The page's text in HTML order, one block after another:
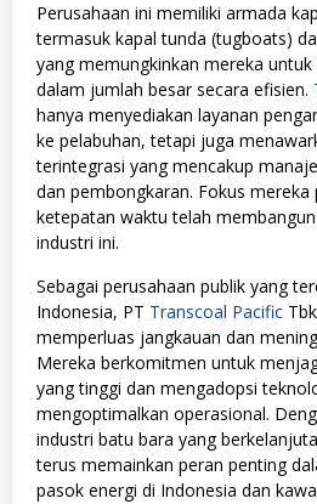
Perusahaan ini memiliki armada
termasuk kapal tunda (tugboats)
yang memungkinkan mereka
dalam jumlah besar secara efisien.
hanya menyediakan layanan
ke pelabuhan, tetapi juga
terintegrasi yang mencakup
dan pembongkaran. Fokus mereka
ketepatan waktu telah
industri ini.
Sebagai perusahaan publik yang
Indonesia, PT Transcoal Pacific
memperluas jangkauan dan
Mereka berkomitmen untuk
yang tinggi dan mengadopsi
mengoptimalkan operasional.
industri batu bara yang
terus memainkan peran penting
pasok energi di Indonesia dan